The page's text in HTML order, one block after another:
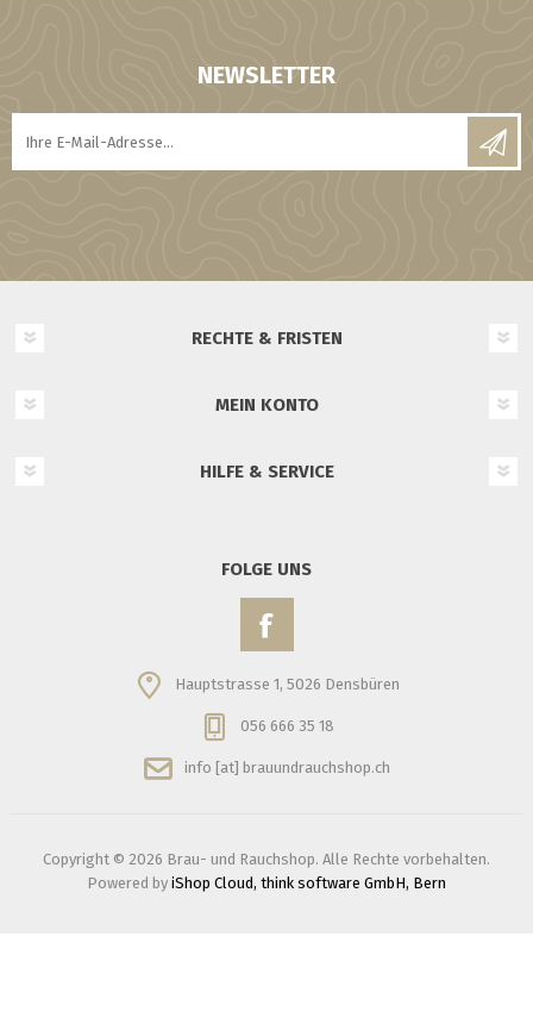
NEWSLETTER
RECHTE & FRISTEN
MEIN KONTO
HILFE & SERVICE
FOLGE UNS
Hauptstrasse 1, 5026 Densbüren
056 666 35 18
info [at] brauundrauchshop.ch
Copyright © 2026 Brau- und Rauchshop. Alle Rechte vorbehalten.
Powered by iShop Cloud, think software GmbH, Bern